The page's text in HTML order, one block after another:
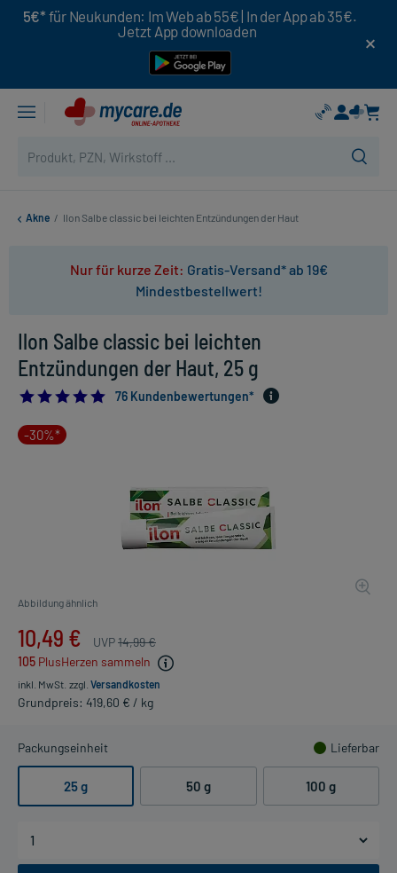
5€* für Neukunden: Im Web ab 55€ | In der App ab 35€.
Jetzt App downloaden
Akne / Ilon Salbe classic bei leichten Entzündungen der Haut
Nur für kurze Zeit: Gratis-Versand* ab 19€
Mindestbestellwert!
Ilon Salbe classic bei leichten
Entzündungen der Haut, 25 g
4.907894736842105
76 Kundenbewertungen*
-30%*
Abbildung ähnlich
10,49 € UVP14,99 €
105 PlusHerzen sammeln
inkl. MwSt. zzgl. Versandkosten
Grundpreis: 419,60 € / kg
Packungseinheit Lieferbar
25 g 50 g 100 g